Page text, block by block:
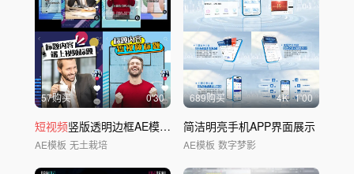
57购买 0'30
短视频竖版透明边框AE模板02
AE模板 无土栽培
689购买 4K 1'00
简洁明亮手机APP界面展示
AE模板 数字梦影